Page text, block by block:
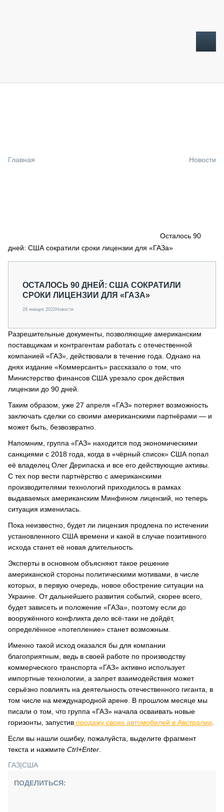
СПЕЦПРОЕКТЫ
О ПРОЕКТЕ
Главная Новости
Осталось 90
дней: США сократили сроки лицензии для «ГАЗа»
ОСТАЛОСЬ 90 ДНЕЙ: США СОКРАТИЛИ
СРОКИ ЛИЦЕНЗИИ ДЛЯ «ГАЗА»
28 января 2022Новости
Разрешительные документы, позволяющие американским
поставщикам и контрагентам работать с отечественной
компанией «ГАЗ», действовали в течение года. Однако на
днях издание «Коммерсантъ» рассказало о том, что
Министерство финансов США урезало срок действия
лицензии до 90 дней.
Таким образом, уже 27 апреля «ГАЗ» потеряет возможность
заключать сделки со своими американскими партнёрами — и
может быть, безвозвратно.
Напомним, группа «ГАЗ» находится под экономическими
санкциями с 2018 года, когда в «чёрный список» США попал
её владелец Олег Дерипаска и все его действующие активы.
С тех пор вести партнёрство с американскими
производителями технологий приходилось в рамках
выдаваемых американским Минфином лицензий, но теперь
ситуация изменилась.
Пока неизвестно, будет ли лицензия продлена по истечении
установленного США времени и какой в случае позитивного
исхода станет её новая длительность.
Эксперты в основном объясняют такое решение
американской стороны политическими мотивами, в числе
которых, в первую очередь, новое обострение ситуации на
Украине. От дальнейшего развития событий, скорее всего,
будет зависеть и положение «ГАЗа», поэтому если до
вооружённого конфликта дело всё-таки не дойдёт,
определённое «потепление» станет возможным.
Именно такой исход оказался бы для компании
благоприятным, ведь в своей работе по производству
коммерческого транспорта «ГАЗ» активно использует
импортные технологии, а запрет взаимодействия может
серьёзно повлиять на деятельность отечественного гиганта, в
том числе на международной арене. В прошлом месяце мы
писали о том, что группа «ГАЗ» начала осваивать новые
горизонты, запустив продажу своих автомобилей в Австралии
Если вы нашли ошибку, пожалуйста, выделите фрагмент
текста и нажмите Ctrl+Enter
ГАЗ|США
ПОДЕЛИТЬСЯ: